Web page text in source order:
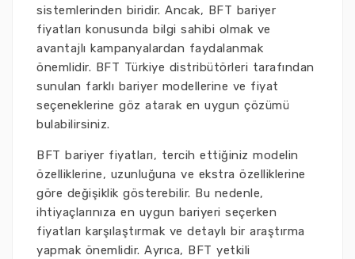
sistemlerinden biridir. Ancak, BFT bariyer
fiyatları konusunda bilgi sahibi olmak ve
avantajlı kampanyalardan faydalanmak
önemlidir. BFT Türkiye distribütörleri tarafından
sunulan farklı bariyer modellerine ve fiyat
seçeneklerine göz atarak en uygun çözümü
bulabilirsiniz.
BFT bariyer fiyatları, tercih ettiğiniz modelin
özelliklerine, uzunluğuna ve ekstra özelliklerine
göre değişiklik gösterebilir. Bu nedenle,
ihtiyaçlarınıza en uygun bariyeri seçerken
fiyatları karşılaştırmak ve detaylı bir araştırma
yapmak önemlidir. Ayrıca, BFT yetkili